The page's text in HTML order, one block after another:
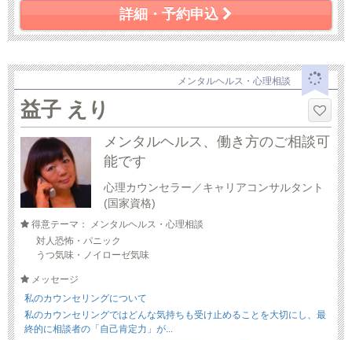
詳細・予約申込
メンタルヘルス・心理相談
益子 えり
メンタルヘルス、働き方のご相談可
能です
心理カウンセラー／キャリアコンサルタント
(国家資格)
得意テーマ： メンタルヘルス・心理相談
対人恐怖・パニック
うつ気味・ノイローゼ気味
メッセージ
私のカウンセリングについて
私のカウンセリングではどんな気持ちも受け止めることを大切にし、最
終的に相談者の「自己肯定力」が...